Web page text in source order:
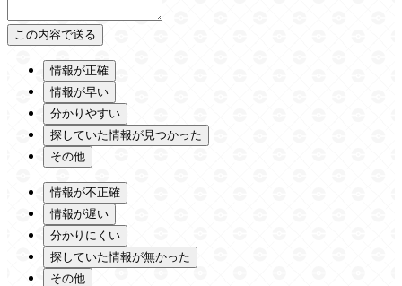
情報が正確
情報が早い
分かりやすい
探していた情報が見つかった
その他
情報が不正確
情報が遅い
分かりにくい
探していた情報が無かった
その他